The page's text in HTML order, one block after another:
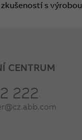
zkušeností s výrobou
CENTRUM
222